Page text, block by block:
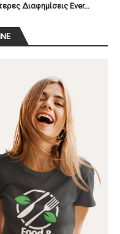
Διαφημίσεις Ever...